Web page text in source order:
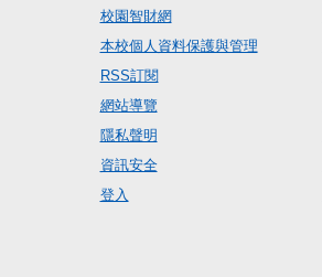
校園智財網
本校個人資料保護與管理
RSS訂閱
網站導覽
隱私聲明
資訊安全
登入